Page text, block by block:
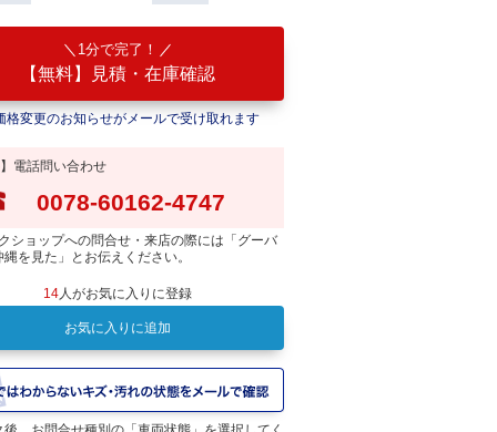
1分で完了！
【無料】見積・在庫確認
格変更のお知らせがメールで受け取れます
】電話問い合わせ
0078-60162-4747
ショップへの問合せ・来店の際には「グーバ
縄を見た」とお伝えください。
14人がお気に入りに登録
お気に入りに追加